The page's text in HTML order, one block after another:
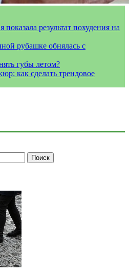
показала результат похудения на
рубашке обнялась с
губы летом?
как сделать трендовое